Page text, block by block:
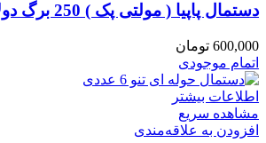
دستمال پاپیا ( مولتی پک ) 250 برگ دولایه بسته 8 عددی
600,000 تومان
اتمام موجودی
اطلاعات بیشتر
مشاهده سریع
افزودن به علاقه‌مندی